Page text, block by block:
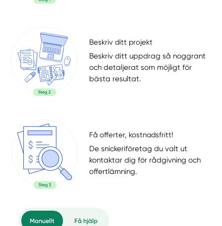
Beskriv ditt projekt
Beskriv ditt uppdrag så noggrant
och detaljerat som möjligt för
bästa resultat.
Få offerter, kostnadsfritt!
De snickeriföretag du valt ut
kontaktar dig för rådgivning och
offertlämning.